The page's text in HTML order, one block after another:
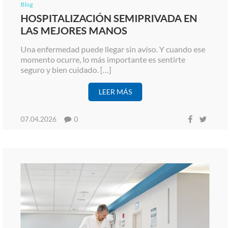
Blog
HOSPITALIZACIÓN SEMIPRIVADA EN
LAS MEJORES MANOS
Una enfermedad puede llegar sin aviso. Y cuando ese
momento ocurre, lo más importante es sentirte
seguro y bien cuidado. […]
LEER MÁS
07.04.2026 0